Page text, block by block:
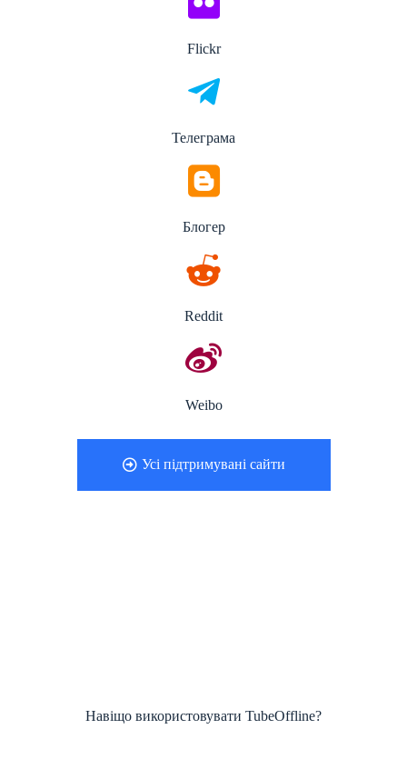
Flickr
Телеграма
Блогер
Reddit
Weibo
Усі підтримувані сайти
Навіщо використовувати TubeOffline?